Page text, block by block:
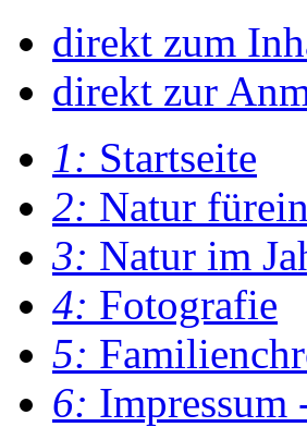
direkt zum
direkt zur
1: Startseite
2: Natur
3: Natur im
4: Fotografie
5:
6: Impressum